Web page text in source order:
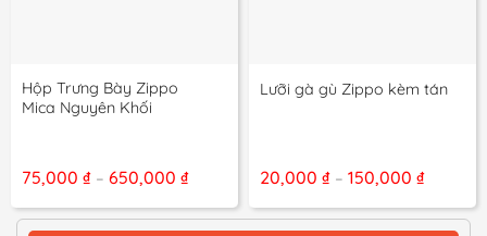
Hộp Trưng Bày Zippo
Mica Nguyên Khối
75,000 ₫ – 650,000 ₫Khoảng
từ
75,000 ₫
Lưỡi gà gù Zippo kèm tán
20,000 ₫ – 150,000 ₫Khoảng
từ
20,000 ₫